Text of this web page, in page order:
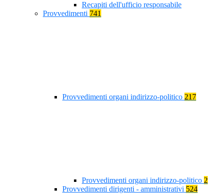
Recapiti dell'ufficio responsabile
Provvedimenti 741
Provvedimenti organi indirizzo-politico 217
Provvedimenti organi indirizzo-politico 2
Provvedimenti dirigenti - amministrativi 524